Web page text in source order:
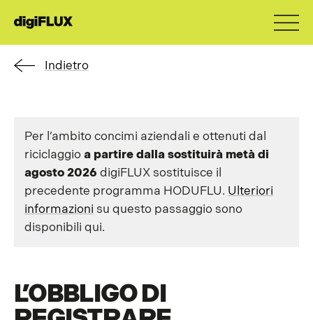
Indietro
Per l’ambito concimi aziendali e ottenuti dal
riciclaggio a partire dalla sostituirà metà di
agosto 2026 digiFLUX sostituisce il
precedente programma HODUFLU. Ulteriori
informazioni su questo passaggio sono
disponibili qui.
L’OBBLIGO DI